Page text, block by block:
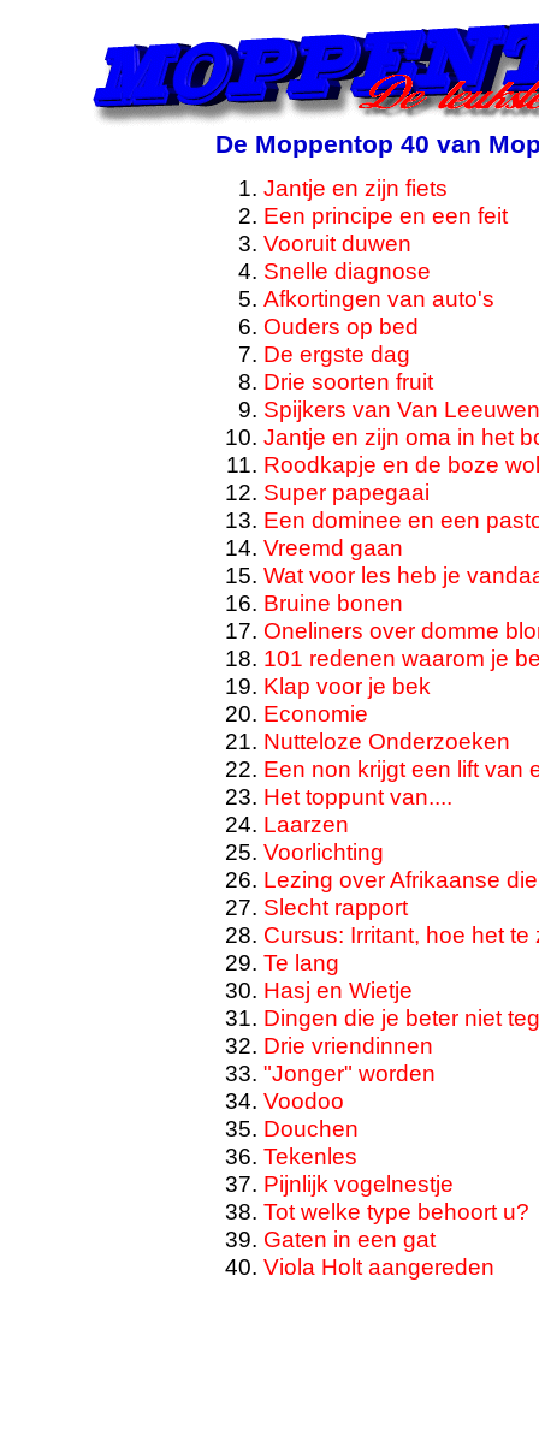
De Moppentop 40 van
Jantje en zijn fiets
Een principe en een feit
Vooruit duwen
Snelle diagnose
Afkortingen van auto's
Ouders op bed
De ergste dag
Drie soorten fruit
Spijkers van Van Leeuwen
Jantje en zijn oma in het
Roodkapje en de boze
Super papegaai
Een dominee en een
Vreemd gaan
Wat voor les heb je
Bruine bonen
Oneliners over domme
101 redenen waarom je
Klap voor je bek
Economie
Nutteloze Onderzoeken
Een non krijgt een lift van
Het toppunt van....
Laarzen
Voorlichting
Lezing over Afrikaanse
Slecht rapport
Cursus: Irritant, hoe het te
Te lang
Hasj en Wietje
Dingen die je beter niet
Drie vriendinnen
"Jonger" worden
Voodoo
Douchen
Tekenles
Pijnlijk vogelnestje
Tot welke type behoort u?
Gaten in een gat
Viola Holt aangereden